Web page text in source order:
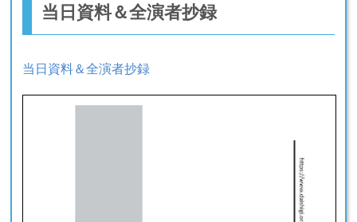
当日資料＆全演者抄録
当日資料＆全演者抄録